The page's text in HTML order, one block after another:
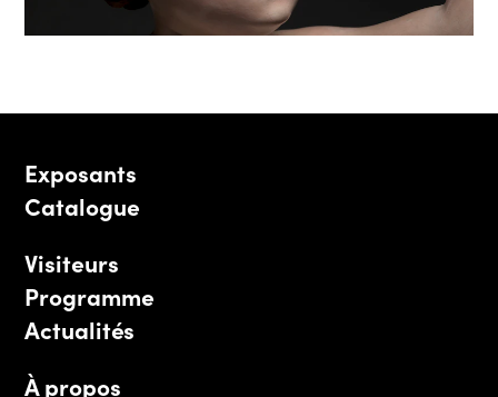
Exposants
Catalogue
Visiteurs
Programme
Actualités
À propos